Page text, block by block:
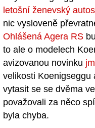
letošní ženevský
nic vysloveně
Ohlášená Agera RS
to ale o modelech
avizovanou novinku
velikosti Koenigseggu
vytasit se se dvěma
považovali za něco
byla chyba.